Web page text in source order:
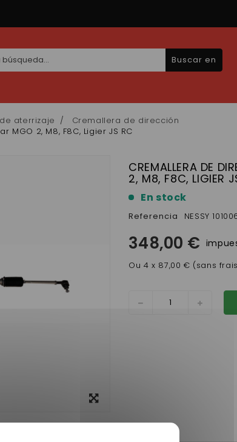
Buscar en
aterrizaje
Cremallera de dirección
2, M8, F8C, Ligier JS RC
CREMALLERA DE
2, M8, F8C, LIGIER
En stock
Referencia NESSY
348,00 €
Ou 4 x 87,00 € (sans